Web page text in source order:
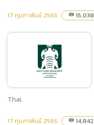
(ภาษาไทย) เอกสาร ประกวด
การซื้อเครื่องลดอุณหภูมิ
(Freeze Control)จำนวน 1
17 กุมภาพันธ์ 2565 visibility 15,038
(ภาษาไทย) ประกวดราคาซื้อ
Thai.
17 กุมภาพันธ์ 2565 visibility 14,842